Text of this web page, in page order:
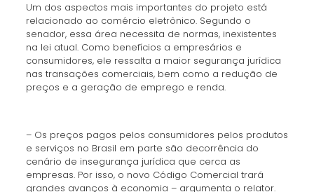
Um dos aspectos mais importantes do projeto está
relacionado ao comércio eletrônico. Segundo o
senador, essa área necessita de normas, inexistentes
na lei atual. Como benefícios a empresários e
consumidores, ele ressalta a maior segurança jurídica
nas transações comerciais, bem como a redução de
preços e a geração de emprego e renda.
– Os preços pagos pelos consumidores pelos produtos
e serviços no Brasil em parte são decorrência do
cenário de insegurança jurídica que cerca as
empresas. Por isso, o novo Código Comercial trará
grandes avanços à economia – argumenta o relator.